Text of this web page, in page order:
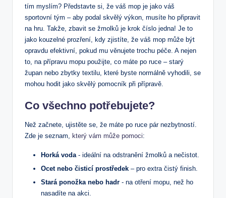
tím myslím? Představte si, že váš mop⁢ je ‍jako​ váš
sportovní‍ tým – aby podal skvělý výkon, musíte ho ‌připravit
na hru. Takže, zbavit se žmolků‌ je krok⁢ číslo jedna! Je to
‌jako kouzelné prozření, kdy zjistíte, že​ váš mop může být
opravdu⁤ efektivní, pokud mu⁣ věnujete trochu péče. A nejen
to, na přípravu mopu použijte, co⁤ máte po ruce​ – starý
župan nebo zbytky textilu, které byste normálně vyhodili, ⁤se
mohou hodit jako skvělý pomocník⁢ při přípravě.
Co všechno potřebujete?
Než začnete, ujistěte ⁣se, že máte po ruce pár nezbytností.
Zde je seznam, který vám může pomoci:
Horká ⁢voda​- ideální na odstranění žmolků ⁣a nečistot.
Ocet nebo čisticí prostředek – pro extra čistý ⁢finish.
Stará ponožka nebo hadr -⁢ na⁢ otření mopu, než ho
nasadíte na akci.